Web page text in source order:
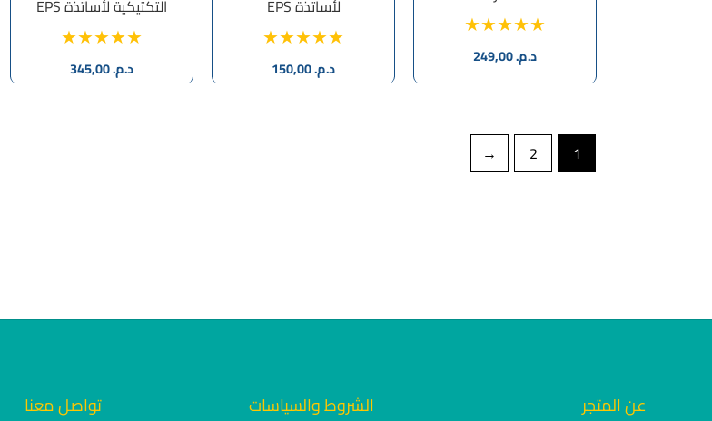
د.م.249,00
لأساتذة EPS
د.م.150,00
التكتيكية لأساتذة EPS
د.م.
1
2
←
عن المتجر الشروط والسياسات تواصل معنا